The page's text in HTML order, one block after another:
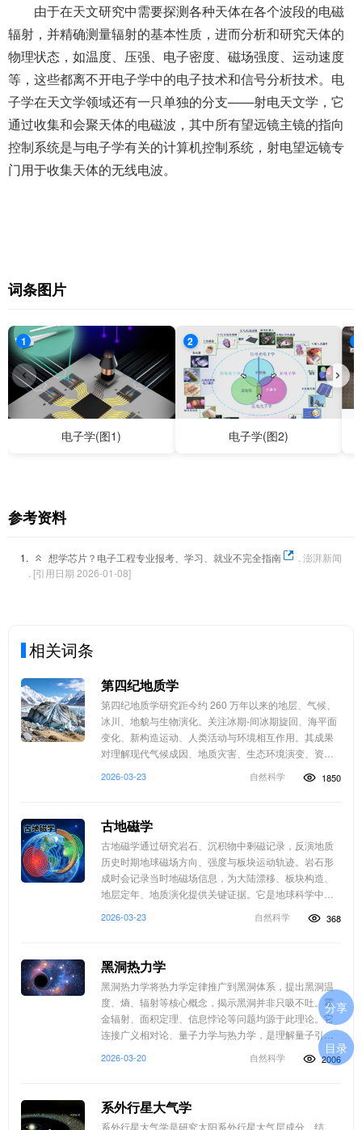
由于在天文研究中需要探测各种天体在各个波段的电磁
辐射，并精确测量辐射的基本性质，进而分析和研究天体的
物理状态，如温度、压强、电子密度、磁场强度、运动速度
等，这些都离不开电子学中的电子技术和信号分析技术。电
子学在天文学领域还有一只单独的分支——射电天文学，它
通过收集和会聚天体的电磁波，其中所有望远镜主镜的指向
控制系统是与电子学有关的计算机控制系统，射电望远镜专
门用于收集天体的无线电波。
词条图片
1
电子学(图1)
2
电子学(图2)
参考资料
1. 想学芯片？电子工程专业报考、学习、就业不完全指南
. 澎湃新闻
. [引用日期 2026-01-08]
相关词条
第四纪地质学
第四纪地质学研究距今约 260 万年以来的地层、气候、
冰川、地貌与生物演化。关注冰期‑间冰期旋回、海平面
变化、新构造运动、人类活动与环境相互作用。其成果
对理解现代气候成因、地质灾害、生态环境演变、资源
2026-03-23 自然科学 1850
古地磁学
古地磁学通过研究岩石、沉积物中剩磁记录，反演地质
历史时期地球磁场方向、强度与板块运动轨迹。岩石形
成时会记录当时地磁场信息，为大陆漂移、板块构造、
地层定年、地质演化提供关键证据。它是地球科学中重
2026-03-23 自然科学 368
黑洞热力学
黑洞热力学将热力学定律推广到黑洞体系，提出黑洞温
度、熵、辐射等核心概念，揭示黑洞并非只吸不吐。霍
金辐射、面积定理、信息悖论等问题均源于此理论。它
连接广义相对论、量子力学与热力学，是理解量子引
2026-03-20 自然科学 2006
系外行星大气学
系外行星大气学是研究太阳系外行星大气层成分、结
目录
分享